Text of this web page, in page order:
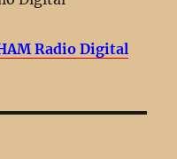
Radio Digital